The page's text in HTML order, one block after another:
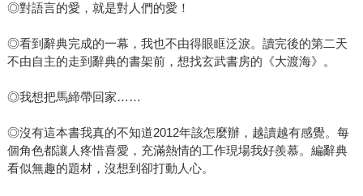
◎對語言的愛，就是對人們的愛！
◎看到辭典完成的一幕，我也不由得眼眶泛淚。讀完後的第二天
不由自主的走到辭典的書架前，想找玄武書房的《大渡海》。
◎我想把馬締帶回家……
◎沒有這本書我真的不知道2012年該怎麼辦，越讀越有感覺。每
個角色都讓人疼惜喜愛，充滿熱情的工作現場我好羨慕。編辭典
看似無趣的題材，沒想到卻打動人心。